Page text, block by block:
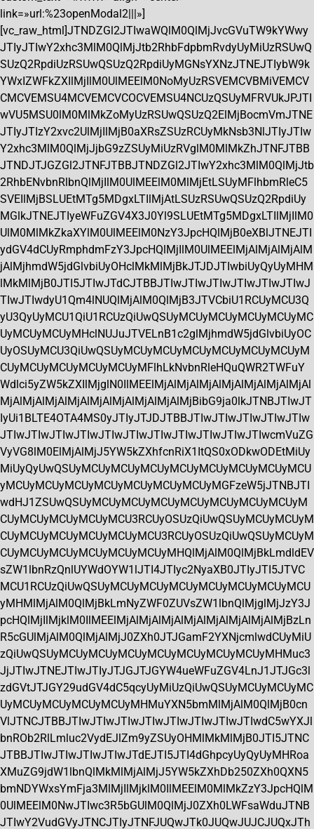
link=»url:%23openModal2|||»]
[vc_raw_html]JTNDZGl2JTIwaWQlM0QlMjJvcGVuTW9kYWwy
JTIyJTIwY2xhc3MlM0QlMjJtb2RhbFdpbmRvdyUyMiUzRSUwQ
SUzQ2RpdiUzRSUwQSUzQ2RpdiUyMGNsYXNzJTNEJTIybW9k
YWxIZWFkZXIlMjIlM0UlMEElM0NoMyUzRSVEMCVBMiVEMCV
CMCVEMSU4MCVEMCVCOCVEMSU4NCUzQSUyMFRVUkJPJTI
wVU5MSU0lM0MlMkZoMyUzRSUwQSUzQ2ElMjBocmVmJTNE
JTIyJTIzY2xvc2UlMjIlMjB0aXRsZSUzRCUyMkNsb3NlJTIyJTIw
Y2xhc3MlM0QlMjJjbG9zZSUyMiUzRVglM0MlMkZhJTNFJTBB
JTNDJTJGZGl2JTNFJTBBJTNDZGl2JTIwY2xhc3MlM0QlMjJtb
2RhbENvbnRlbnQlMjIlM0UlMEElM0MlMjEtLSUyMFlhbmRleC5
SVEIlMjBSLUEtMTg5MDgxLTIlMjAtLSUzRSUwQSUzQ2RpdiUy
MGlkJTNEJTIyeWFuZGV4X3J0Yl9SLUEtMTg5MDgxLTIlMjIlM0
UlM0MlMkZkaXYlM0UlMEElM0NzY3JpcHQlMjB0eXBlJTNEJTI
ydGV4dCUyRmphdmFzY3JpcHQlMjIlM0UlMEElMjAlMjAlMjAlM
jAlMjhmdW5jdGlvbiUyOHclMkMlMjBkJTJDJTIwbiUyQyUyMHM
lMkMlMjB0JTI5JTIwJTdCJTBBJTIwJTIwJTIwJTIwJTIwJTIwJ
TIwJTIwdyU1Qm4lNUQlMjAlM0QlMjB3JTVCbiU1RCUyMCU3Q
yU3QyUyMCU1QiU1RCUzQiUwQSUyMCUyMCUyMCUyMCUyMC
UyMCUyMCUyMHclNUJuJTVELnB1c2glMjhmdW5jdGlvbiUyOC
UyOSUyMCU3QiUwQSUyMCUyMCUyMCUyMCUyMCUyMCUyM
CUyMCUyMCUyMCUyMCUyMFlhLkNvbnRleHQuQWR2TWFuY
Wdlci5yZW5kZXIlMjglN0IlMEElMjAlMjAlMjAlMjAlMjAlMjAlMjAl
MjAlMjAlMjAlMjAlMjAlMjAlMjAlMjAlMjBibG9ja0lkJTNBJTIwJT
IyUi1BLTE4OTA4MS0yJTIyJTJDJTBBJTIwJTIwJTIwJTIwJTIw
JTIwJTIwJTIwJTIwJTIwJTIwJTIwJTIwJTIwJTIwJTIwcmVuZG
VyVG8lM0ElMjAlMjJ5YW5kZXhfcnRiX1ItQS0xODkwODEtMiUy
MiUyQyUwQSUyMCUyMCUyMCUyMCUyMCUyMCUyMCUyMCU
yMCUyMCUyMCUyMCUyMCUyMCUyMCUyMGFzeW5jJTNBJTI
wdHJ1ZSUwQSUyMCUyMCUyMCUyMCUyMCUyMCUyMCUyM
CUyMCUyMCUyMCUyMCU3RCUyOSUzQiUwQSUyMCUyMCUyM
CUyMCUyMCUyMCUyMCUyMCU3RCUyOSUzQiUwQSUyMCUyM
CUyMCUyMCUyMCUyMCUyMCUyMHQlMjAlM0QlMjBkLmdldEV
sZW1lbnRzQnlUYWdOYW1lJTI4JTIyc2NyaXB0JTIyJTI5JTVC
MCU1RCUzQiUwQSUyMCUyMCUyMCUyMCUyMCUyMCUyMCU
yMHMlMjAlM0QlMjBkLmNyZWF0ZUVsZW1lbnQlMjglMjJzY3J
pcHQlMjIlMjklM0IlMEElMjAlMjAlMjAlMjAlMjAlMjAlMjAlMjBzLn
R5cGUlMjAlM0QlMjAlMjJ0ZXh0JTJGamF2YXNjcmlwdCUyMiU
zQiUwQSUyMCUyMCUyMCUyMCUyMCUyMCUyMCUyMHMuc3
JjJTIwJTNEJTIwJTIyJTJGJTJGYW4ueWFuZGV4LnJ1JTJGc3l
zdGVtJTJGY29udGV4dC5qcyUyMiUzQiUwQSUyMCUyMCUyMC
UyMCUyMCUyMCUyMCUyMHMuYXN5bmMlMjAlM0QlMjB0cn
VlJTNCJTBBJTIwJTIwJTIwJTIwJTIwJTIwJTIwJTIwdC5wYXJl
bnROb2RlLmluc2VydEJlZm9yZSUyOHMlMkMlMjB0JTI5JTNC
JTBBJTIwJTIwJTIwJTIwJTdEJTI5JTI4dGhpcyUyQyUyMHRoa
XMuZG9jdW1lbnQlMkMlMjAlMjJ5YW5kZXhDb250ZXh0QXN5
bmNDYWxsYmFja3MlMjIlMjklM0IlMEElM0MlMkZzY3JpcHQlM
0UlMEElM0NwJTIwc3R5bGUlM0QlMjJ0ZXh0LWFsaWduJTNB
JTIwY2VudGVyJTNCJTIyJTNFJUQwJTk0JUQwJUJCJUQxJTh